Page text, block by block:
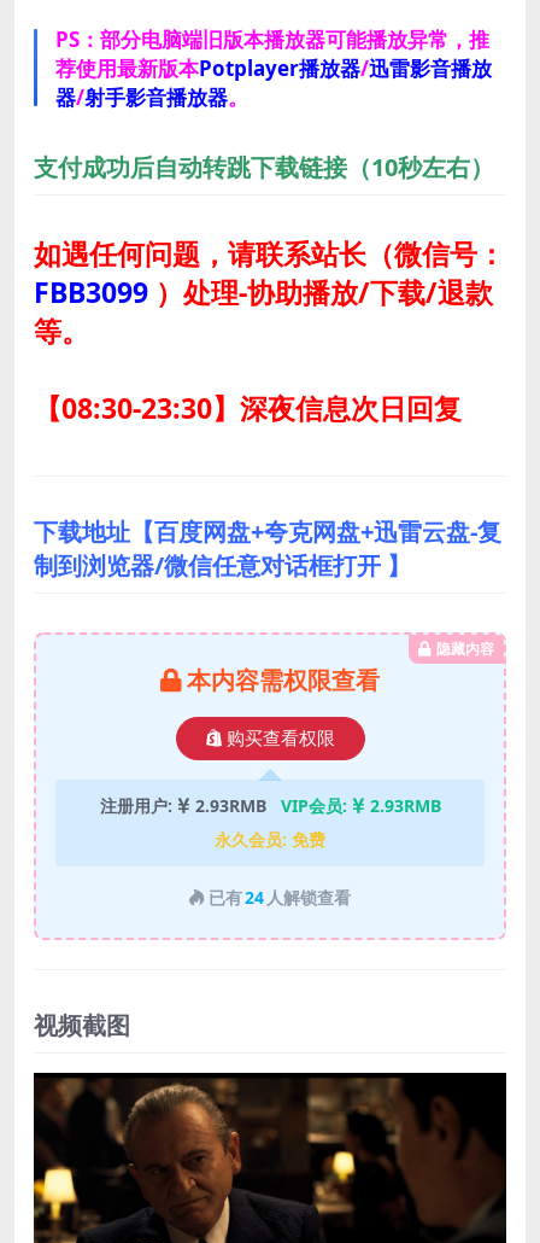
PS：部分电脑端旧版本播放器可能播放异常，推
荐使用最新版本Potplayer播放器/迅雷影音播放
器/射手影音播放器。
支付成功后自动转跳下载链接（10秒左右）
如遇任何问题，请联系站长（微信号：
FBB3099 ） 处理-协助播放/下载/退款
等。
【08:30-23:30】深夜信息次日回复
下载地址【百度网盘+夸克网盘+迅雷云盘-复
制到浏览器/微信任意对话框打开 】
隐藏内容
本内容需权限查看
购买查看权限
注册用户: 2.93RMB VIP会员:
2.93RMB
永久会员: 免费
已有24 人解锁查看
视频截图